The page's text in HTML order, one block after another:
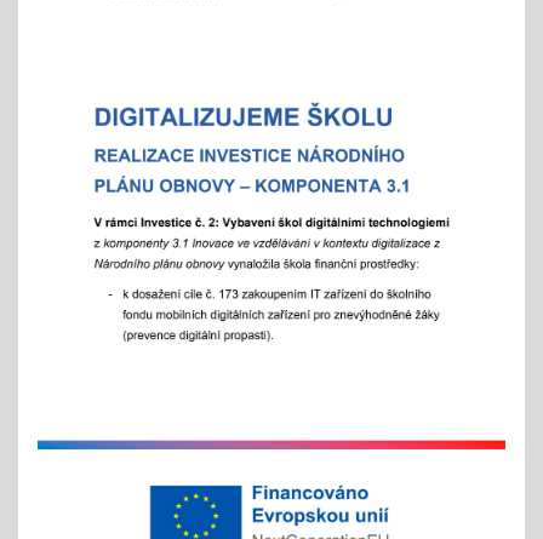
"Každý jinak, ale všichni se těšíme"
25.11.2025
celoškolní slavnostní akce
25. 11. 2025
na jaře si potom vyberou žáci 2. st. odměnu/
volný vstup s programem
4x - od 11. do 20. 11.